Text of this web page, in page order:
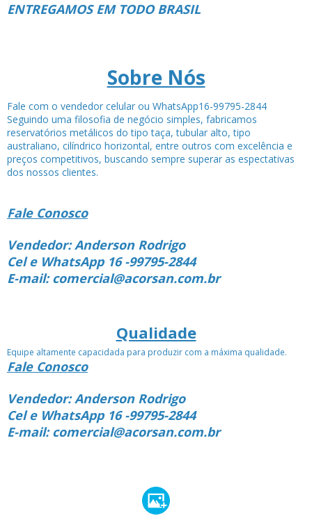
ENTREGAMOS EM TODO BRASIL
Sobre Nós
Fale com o vendedor celular ou WhatsApp16-99795-2844
Seguindo uma filosofia de negócio simples, fabricamos
reservatórios metálicos do tipo taça, tubular alto, tipo
australiano, cilíndrico horizontal, entre outros com excelência e
preços competitivos, buscando sempre superar as espectativas
dos nossos clientes.
Fale Conosco
Vendedor: Anderson Rodrigo
Cel e WhatsApp 16 -99795-2844
E-mail: comercial@acorsan.com.br
Qualidade
Equipe altamente capacidada para produzir com a máxima qualidade.
Fale Conosco
Vendedor: Anderson Rodrigo
Cel e WhatsApp 16 -99795-2844
E-mail: comercial@acorsan.com.br